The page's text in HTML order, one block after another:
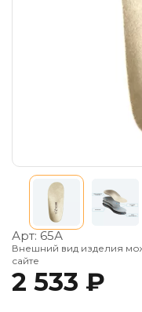
Арт: 65А
Внешний вид изделия
сайте
2 533 ₽